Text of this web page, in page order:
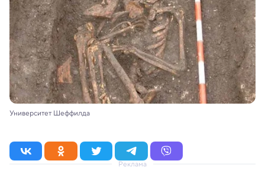
Университет Шеффилда
Реклама